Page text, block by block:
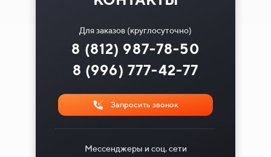
Для заказов (круглосуточно)
8 (996) 777-42-77
8 (812) 987-78-50
Запросить звонок
Мессенджеры и соц. сети